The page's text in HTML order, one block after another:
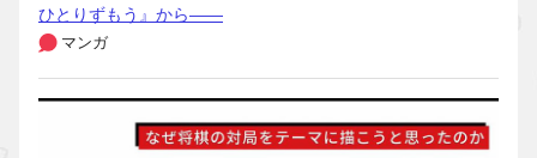
ひとりずもう』から――
マンガ